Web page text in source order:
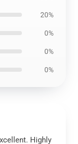
20%
0%
0%
0%
Highly